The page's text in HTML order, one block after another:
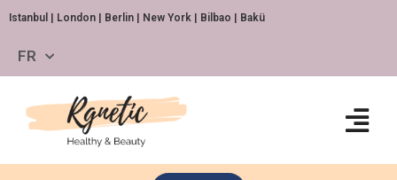
Istanbul | London | Berlin | New York | Bilbao | Bakü
FR